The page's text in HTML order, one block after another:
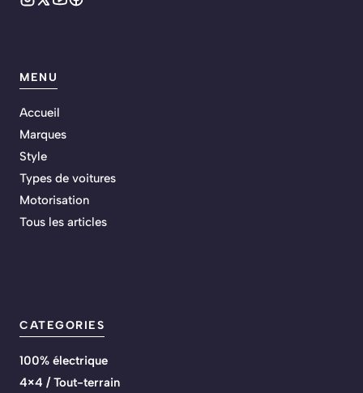
MENU
Accueil
Marques
Style
Types de voitures
Motorisation
Tous les articles
CATEGORIES
100% électrique
4×4 / Tout-terrain